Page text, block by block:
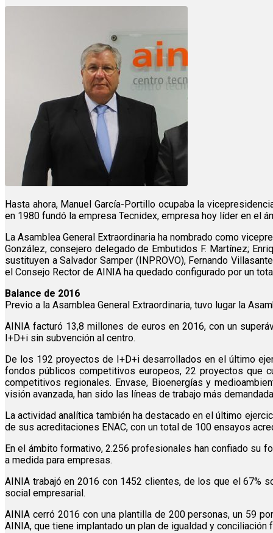
Hasta ahora, Manuel García-Portillo ocupaba la
en 1980 fundó la empresa Tecnidex, empresa hoy líder en el
La Asamblea General Extraordinaria ha nombrado como
González, consejero delegado de Embutidos F. Martínez;
sustituyen a Salvador Samper (INPROVO), Fernando
el Consejo Rector de AINIA ha quedado configurado por un
Balance de 2016
Previo a la Asamblea General Extraordinaria, tuvo lugar la
AINIA facturó 13,8 millones de euros en 2016, con un
I+D+i sin subvención al centro.
De los 192 proyectos de I+D+i desarrollados en el último
fondos públicos competitivos europeos, 22 proyectos que
competitivos regionales. Envase, Bioenergías y
visión avanzada, han sido las líneas de trabajo más
La actividad analítica también ha destacado en el último
de sus acreditaciones ENAC, con un total de 100 ensayos
En el ámbito formativo, 2.256 profesionales han confiado su
a medida para empresas.
AINIA trabajó en 2016 con 1452 clientes, de los que el 67%
social empresarial.
AINIA cerró 2016 con una plantilla de 200 personas, un 59
AINIA, que tiene implantado un plan de igualdad y